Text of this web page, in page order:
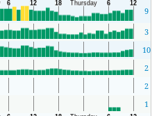
9
3
10
2
2
1